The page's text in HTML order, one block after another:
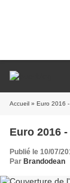
Accueil » Euro 2016
Euro 2016
Publié le 10/07/
Par Brandodean